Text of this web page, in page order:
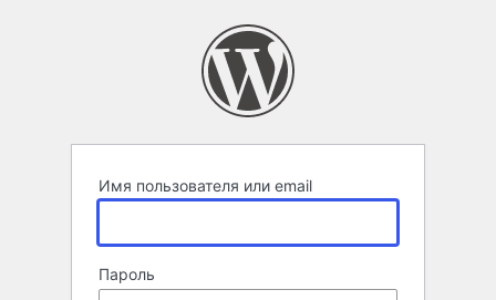
Имя пользователя или email
Пароль